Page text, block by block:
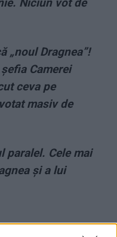
Niciun vot de
„noul Dragnea”!
Camerei
ceva pe
masiv de
paralel. Cele mai
și a lui